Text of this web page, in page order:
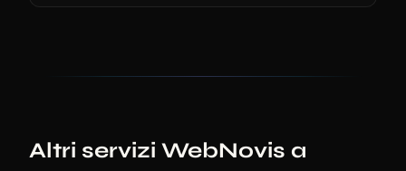
Altri servizi WebNovis a